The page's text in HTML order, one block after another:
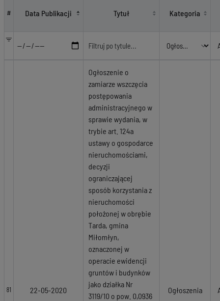
# Data Publikacji Tytuł Kategoria
81 22-05-2020
Ogłoszenie o
zamiarze wszczęcia
postępowania
administracyjnego w
sprawie wydania, w
trybie art. 124a
ustawy o gospodarce
nieruchomościami,
decyzji
ograniczającej
sposób korzystania z
nieruchomości
położonej w obrębie
Tarda, gmina
Miłomłyn,
oznaczonej w
operacie ewidencji
gruntów i budynków
jako działka Nr
3119/10 o pow. 0,0936
Ogłoszenia